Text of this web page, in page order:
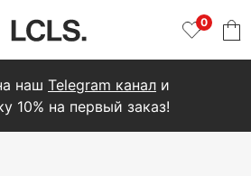
0
наш Telegram канал и
10% на первый заказ!